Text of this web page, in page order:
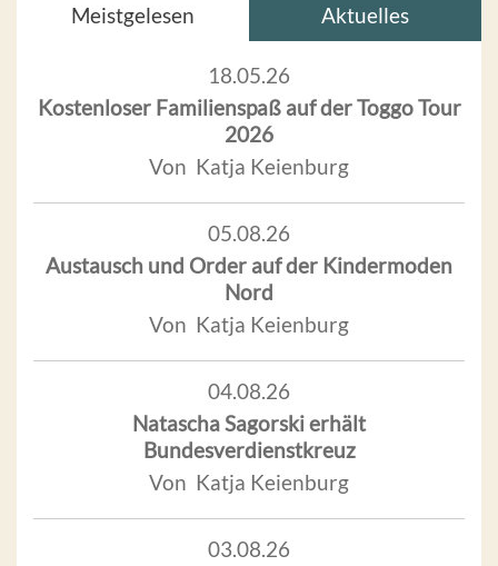
Meistgelesen Aktuelles
18.05.26
Kostenloser Familienspaß auf der Toggo Tour
2026
Von Katja Keienburg
05.08.26
Austausch und Order auf der Kindermoden
Nord
Von Katja Keienburg
04.08.26
Natascha Sagorski erhält
Bundesverdienstkreuz
Von Katja Keienburg
03.08.26